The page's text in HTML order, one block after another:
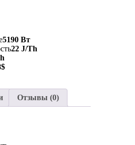
5190 Вт
22 J/Th
Отзывы (0)